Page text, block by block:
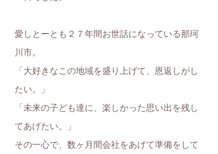
愛しとーとも２７年間お世話になっている那珂
川市。
「大好きなこの地域を盛り上げて、恩返しがし
たい。」
「未来の子ども達に、楽しかった思い出を残し
てあげたい。」
その一心で、数ヶ月間会社をあげて準備をして